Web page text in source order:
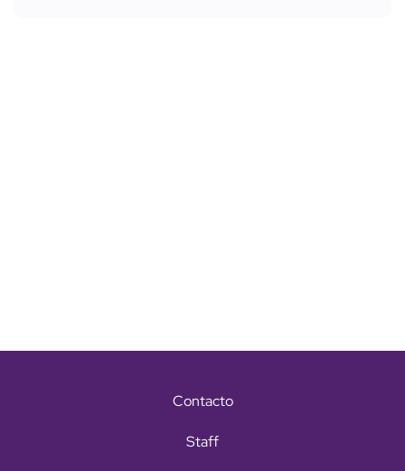
Contacto
Staff